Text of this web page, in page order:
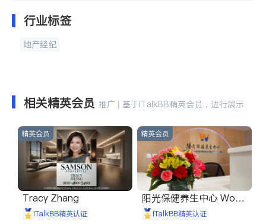
行业标签
地产经纪
相关精英会员 推广 | 基于iTalkBB精英会员，进行展示
精英会员
Tracy Zhang
iTalkBB精英认证
精英会员
阳光保健养生中心 World
shine
iTalkBB精英认证